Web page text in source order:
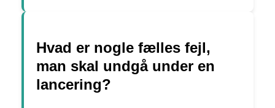
Hvad er nogle fælles fejl,
man skal undgå under en
lancering?